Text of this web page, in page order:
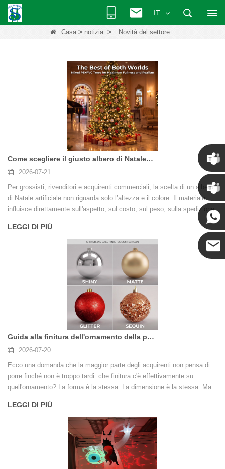
IT
Casa > notizia > Novità del settore
Come scegliere il giusto albero di Natale artificiale: una guida per l'acquisto all'ingrosso di PVC, PE, aghi di pino e materiali misti
2026-07-21
Per grossisti, rivenditori e acquirenti commerciali, la scelta di un albero
di Natale artificiale non riguarda solo l’altezza e il colore. Il materiale
influisce direttamente sull'aspetto, sul costo, sul peso, sulla spedizione
quattro tipi principali: PVC, PE, Aghi di pino e Misti, in modo che tu
possa fare una scelta intelligente per il tuo mercato e i tuoi clienti.
LEGGI DI PIÙ
Guida alla finitura dell'ornamento della palla di Natale: lucido, opaco, glitterato, perlato, satinato e altro
2026-07-20
Ecco una domanda che la maggior parte degli acquirenti non pensa di
porre finché non è troppo tardi: che finitura c'è effettivamente su
quell'ornamento? La forma è la stessa. La dimensione è la stessa. Ma
completamente diverse. Si urla energia festosa. L'altro sussurra un
lusso tranquillo. Nessuno dei due è sbagliato: funzionano solo per
stanze diverse, acquirenti diversi e momenti diversi della stagione.
LEGGI DI PIÙ
Chris
Kenny